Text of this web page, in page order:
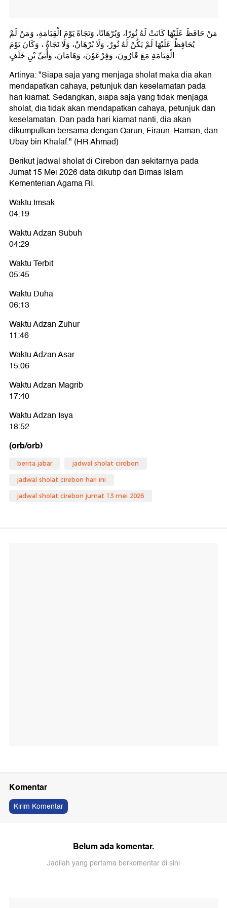
مَنْ حَافَظَ عَلَيْهَا كَانَتْ لَهُ نُورًا، وَبُرْهَانًا، وَنَجَاةً يَوْمَ الْقِيَامَةِ، وَمَنْ لَمْ
يُحَافِظْ عَلَيْهَا لَمْ يَكُنْ لَهُ نُورٌ، وَلَا بُرْهَانٌ، وَلَا نَجَاةٌ ، وَكَانَ يَوْمَ
الْقِيَامَةِ مَعَ قَارُونَ، وَفِرْعَوْنَ، وَهَامَانَ، وَأُبَيِّ بْنِ خَلَفٍ
Artinya: "Siapa saja yang menjaga sholat maka dia akan
mendapatkan cahaya, petunjuk dan keselamatan pada
hari kiamat. Sedangkan, siapa saja yang tidak menjaga
sholat, dia tidak akan mendapatkan cahaya, petunjuk dan
keselamatan. Dan pada hari kiamat nanti, dia akan
dikumpulkan bersama dengan Qarun, Firaun, Haman, dan
Ubay bin Khalaf." (HR Ahmad)
Berikut jadwal sholat di Cirebon dan sekitarnya pada
Jumat 15 Mei 2026 data dikutip dari Bimas Islam
Kementerian Agama RI.
Waktu Imsak
04:19
Waktu Adzan Subuh
04:29
Waktu Terbit
05:45
Waktu Duha
06:13
Waktu Adzan Zuhur
11:46
Waktu Adzan Asar
15:06
Waktu Adzan Magrib
17:40
Waktu Adzan Isya
18:52
(orb/orb)
berita jabar jadwal sholat cirebon
jadwal sholat cirebon hari ini
jadwal sholat cirebon jumat 13 mei 2026
Komentar
Kirim Komentar
Belum ada komentar.
Jadilah yang pertama berkomentar di sini